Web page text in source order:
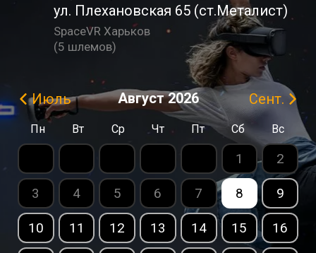
ул. Плехановская 65 (ст.Металист)
SpaceVR Харьков
(5 шлемов)
Июль Август 2026 Сент.
Пн Вт Ср Чт Пт Сб Вс
1 2
3 4 5 6 7 8 9
10 11 12 13 14 15 16